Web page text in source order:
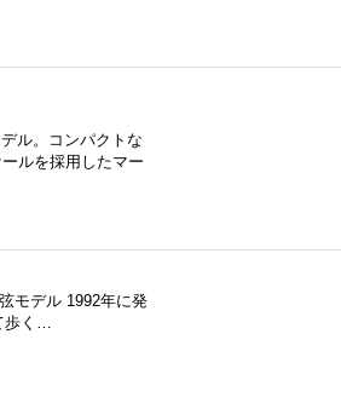
ル。コンパクトな
ルを採用したマー
モデル 1992年に発
歩く…